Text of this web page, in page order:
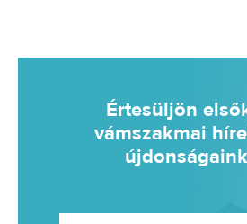
Értesüljön
vámszakmai